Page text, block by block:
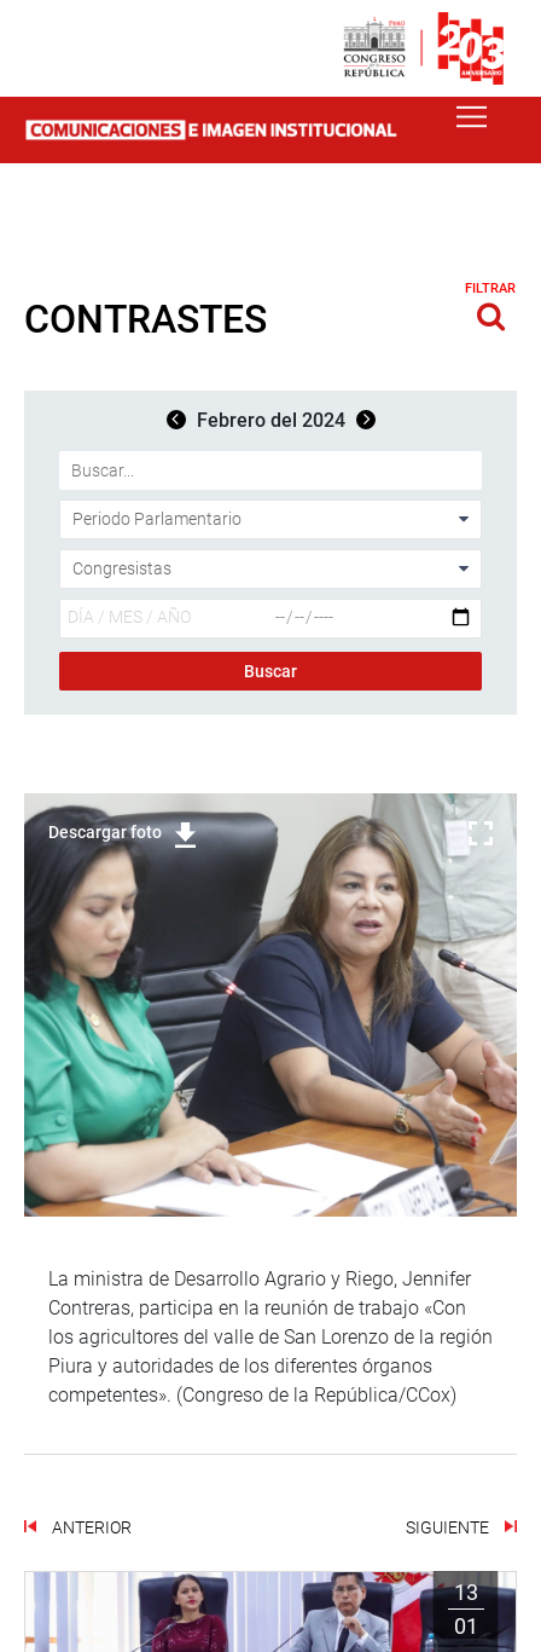
CONTRASTES
FILTRAR
Febrero del 2024
Descargar foto
La ministra de Desarrollo Agrario y Riego, Jennifer
Contreras, participa en la reunión de trabajo «Con
los agricultores del valle de San Lorenzo de la región
Piura y autoridades de los diferentes órganos
competentes». (Congreso de la República/CCox)
ANTERIOR SIGUIENTE
13
01